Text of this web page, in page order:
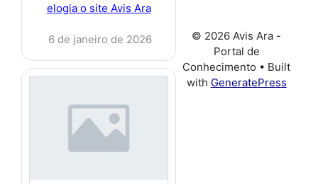
elogia o site Avis Ara
6 de janeiro de 2026
© 2026 Avis Ara -
Portal de
Conhecimento • Built
with GeneratePress